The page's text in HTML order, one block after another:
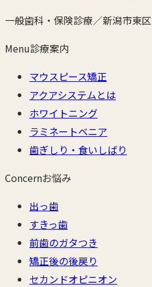
一般歯科・保険診療／新潟市東区
Menu診療案内
マウスピース矯正
アクアシステムとは
ホワイトニング
ラミネートベニア
歯ぎしり・食いしばり
Concernお悩み
出っ歯
すきっ歯
前歯のガタつき
矯正後の後戻り
セカンドオピニオン